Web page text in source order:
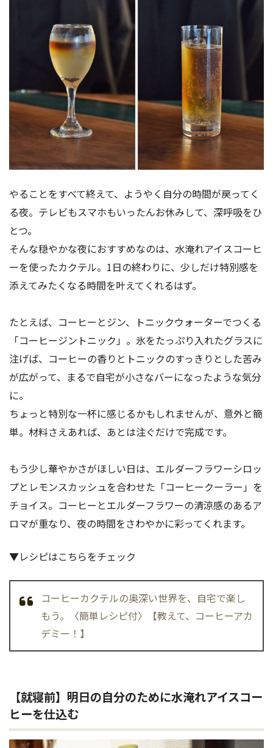
やることをすべて終えて、ようやく自分の時間が戻ってく
る夜。テレビもスマホもいったんお休みして、深呼吸をひ
とつ。
そんな穏やかな夜におすすめなのは、水淹れアイスコーヒ
ーを使ったカクテル。1日の終わりに、少しだけ特別感を
添えてみたくなる時間を叶えてくれるはず。
たとえば、コーヒーとジン、トニックウォーターでつくる
「コーヒージントニック」。氷をたっぷり入れたグラスに
注げば、コーヒーの香りとトニックのすっきりとした苦み
が広がって、まるで自宅が小さなバーになったような気分
に。
ちょっと特別な一杯に感じるかもしれませんが、意外と簡
単。材料さえあれば、あとは注ぐだけで完成です。
もう少し華やかさがほしい日は、エルダーフラワーシロッ
プとレモンスカッシュを合わせた「コーヒークーラー」を
チョイス。コーヒーとエルダーフラワーの清涼感のあるア
ロマが重なり、夜の時間をさわやかに彩ってくれます。
▼レシピはこちらをチェック
コーヒーカクテルの奥深い世界を、自宅で楽し
もう。〈簡単レシピ付〉【教えて、コーヒーアカ
デミー！】
【就寝前】明日の自分のために水淹れアイスコー
ヒーを仕込む